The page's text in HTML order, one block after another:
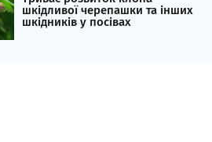
шкідливої черепашки та інших
шкідників у посівах